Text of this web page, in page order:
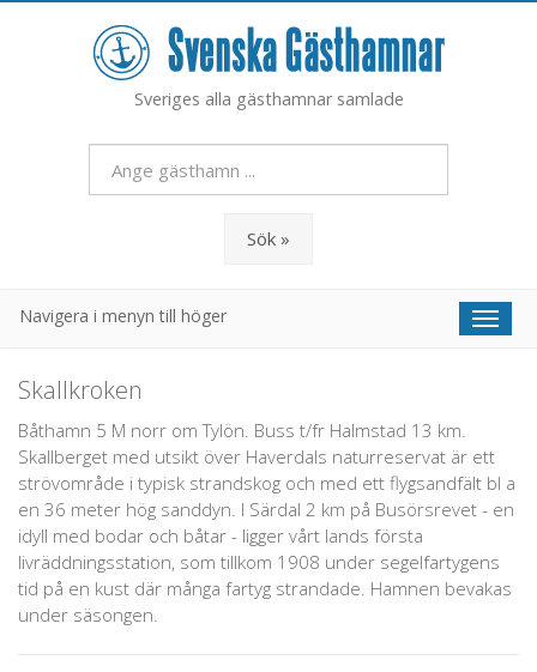
Sveriges alla gästhamnar samlade
Sök »
Navigera i menyn till höger
Toggle
Skallkroken
Båthamn 5 M norr om Tylön. Buss t/fr Halmstad 13 km.
Skallberget med utsikt över Haverdals naturreservat är ett
strövområde i typisk strandskog och med ett flygsandfält bl a
en 36 meter hög sanddyn. I Särdal 2 km på Busörsrevet - en
idyll med bodar och båtar - ligger vårt lands första
livräddningsstation, som tillkom 1908 under segelfartygens
tid på en kust där många fartyg strandade. Hamnen bevakas
under säsongen.